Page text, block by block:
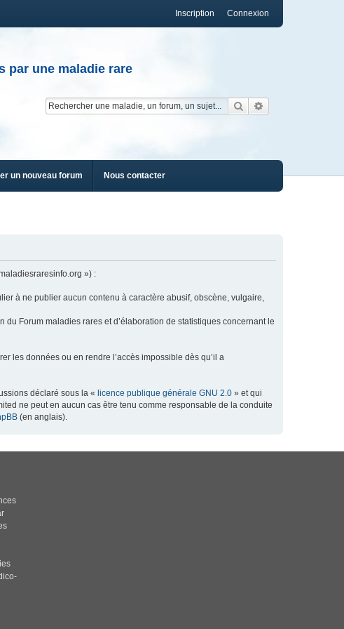
Connexion
Inscription
par une maladie rare
Rechercher
un nouveau forum Nous contacter
») :
à ne publier aucun contenu à caractère abusif, obscène, vulgaire,
Forum maladies rares et d’élaboration de statistiques concernant le
les données ou en rendre l’accès impossible dès qu’il a
déclaré sous la « licence publique générale GNU 2.0 » et qui
ne peut en aucun cas être tenu comme responsable de la conduite
(en anglais).